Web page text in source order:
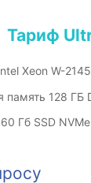
Тариф
Xeon W-2145
память 128 ГБ
Гб SSD NVMe